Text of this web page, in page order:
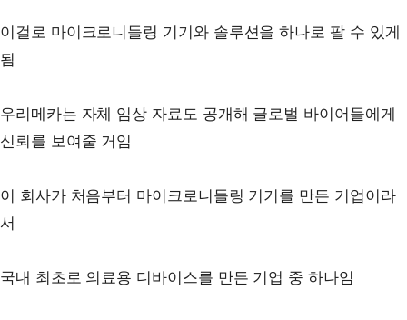
이걸로 마이크로니들링 기기와 솔루션을 하나로 팔 수 있게
됨
우리메카는 자체 임상 자료도 공개해 글로벌 바이어들에게
신뢰를 보여줄 거임
이 회사가 처음부터 마이크로니들링 기기를 만든 기업이라
서
국내 최초로 의료용 디바이스를 만든 기업 중 하나임